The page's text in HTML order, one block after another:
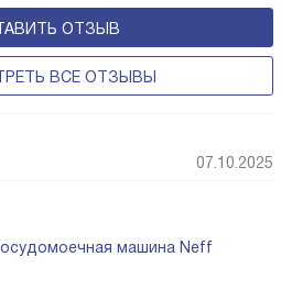
ОТЗЫВ
ВСЕ ОТЗЫВЫ
07.10.2025
машина Neff